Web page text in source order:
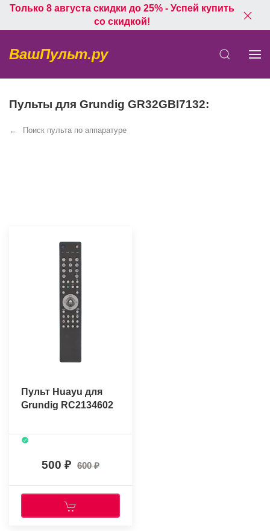
Только 8 августа скидки до 25% - Успей купить
со скидкой!
ВашПульт.ру
Пульты для Grundig GR32GBI7132:
Поиск пульта по аппаратуре
Пульт Huayu для
Grundig RC2134602
500 600